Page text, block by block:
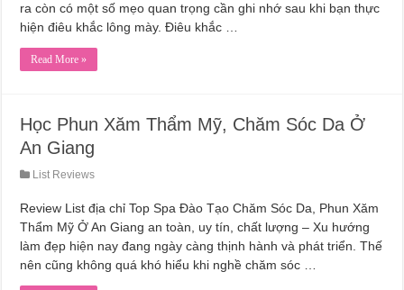
ra còn có một số mẹo quan trọng cần ghi nhớ sau khi bạn thực
hiện điêu khắc lông mày. Điêu khắc …
Read More »
Học Phun Xăm Thẩm Mỹ, Chăm Sóc Da Ở
An Giang
List Reviews
Review List địa chỉ Top Spa Đào Tạo Chăm Sóc Da, Phun Xăm
Thẩm Mỹ Ở An Giang an toàn, uy tín, chất lượng – Xu hướng
làm đẹp hiện nay đang ngày càng thịnh hành và phát triển. Thế
nên cũng không quá khó hiểu khi nghề chăm sóc …